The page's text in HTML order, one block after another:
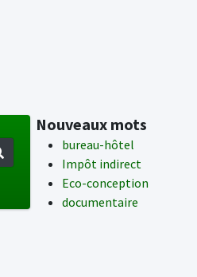
Nouveaux mots
bureau-hôtel
Impôt indirect
Eco-conception
documentaire